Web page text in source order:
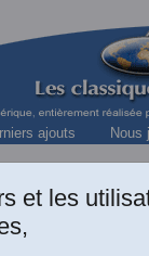
ajouts Nous
et les